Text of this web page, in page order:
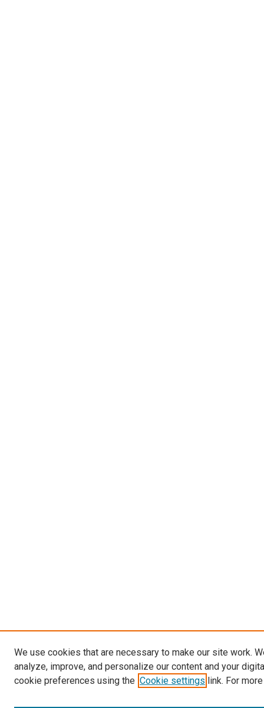
We use cookies that are necessary to make our site work.
analyze, improve, and personalize our content and your
cookie preferences using the Cookie settings link. For